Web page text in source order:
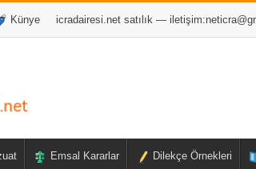
Künye icradairesi.net satılık — iletişim:
Emsal Kararlar Dilekçe Örnekleri